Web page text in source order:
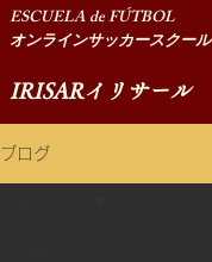
ESCUELA de FÚTBOL
オンラインサッカースクール
​IRISARイリサール
ブログ